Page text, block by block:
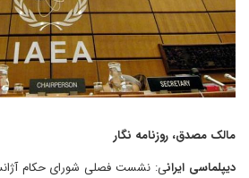
‌مالک مصدق، روزنامه نگار
دیپلماسی ایرانی: نشست فصلی شورای حکام آژانس